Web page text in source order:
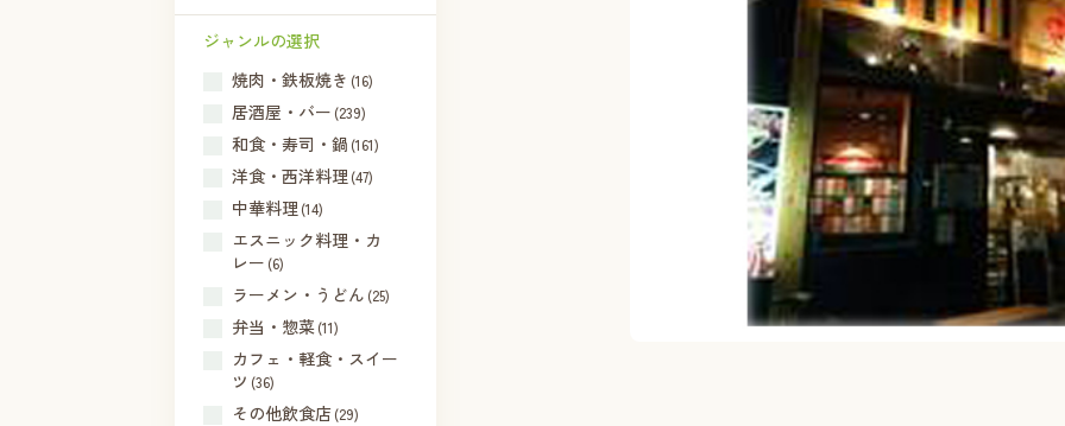
ジャンルの選択
焼肉・鉄板焼き (16)
居酒屋・バー (239)
和食・寿司・鍋 (161)
洋食・西洋料理 (47)
中華料理 (14)
エスニック料理・カ
レー (6)
ラーメン・うどん (25)
弁当・惣菜(11)
カフェ・軽食・スイー
ツ (36)
その他飲食店(29)